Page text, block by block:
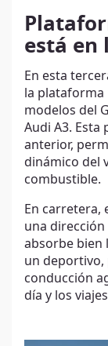
está en
En esta
la plataforma
modelos del
Audi A3. Esta
anterior,
dinámico del
combustible.
En carretera,
una dirección
absorbe bien
un deportivo,
conducción
día y los